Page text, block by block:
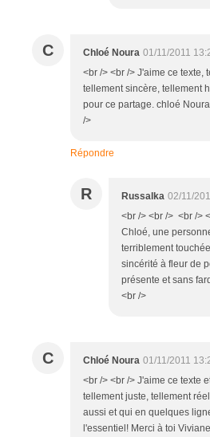
C Chloé Noura 01/11/2011
<br /> <br /> J'aime ce texte,
tellement sincère, tellement
pour ce partage. chloé
/>
Répondre
R Russalka 02/11/
<br /> <br /> <br />
Chloé, une
terriblement
sincérité à fleur de
présente et sans
<br />
C Chloé Noura 01/11/2011
<br /> <br /> J'aime ce texte
tellement juste, tellement
aussi et qui en quelques
l'essentiel! Merci à toi